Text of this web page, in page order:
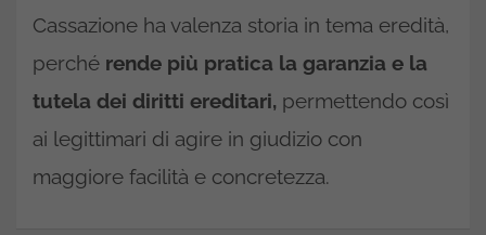
Cassazione ha valenza storia in tema eredità,
perché rende più pratica la garanzia e la
tutela dei diritti ereditari, permettendo così
ai legittimari di agire in giudizio con
maggiore facilità e concretezza.